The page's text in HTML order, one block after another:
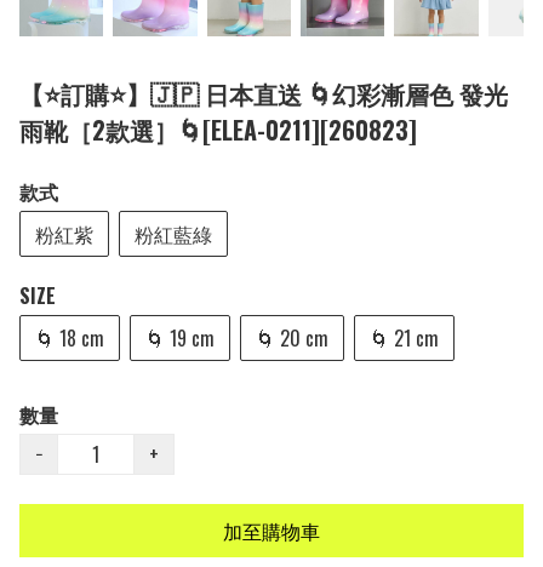
【⭐訂購⭐】🇯🇵 日本直送 🌀幻彩漸層色 發光
雨靴［2款選］🌀[ELEA-0211][260823]
款式
粉紅紫
粉紅藍綠
SIZE
🌀 18 cm
🌀 19 cm 🌀 20 cm 🌀 21 cm
數量
−
+
加至購物車